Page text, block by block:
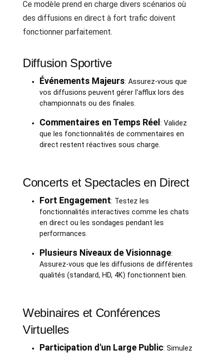
Ce modèle prend en charge divers scénarios où
des diffusions en direct à fort trafic doivent
fonctionner parfaitement.
Diffusion Sportive
Événements Majeurs: Assurez-vous que
vos diffusions peuvent gérer l'afflux lors des
championnats ou des finales.
Commentaires en Temps Réel : Validez
que les fonctionnalités de commentaires en
direct restent réactives sous charge.
Concerts et Spectacles en Direct
Fort Engagement: Testez les
fonctionnalités interactives comme les chats
en direct ou les sondages pendant les
performances.
Plusieurs Niveaux de Visionnage:
Assurez-vous que les diffusions de différentes
qualités (standard, HD, 4K) fonctionnent bien.
Webinaires et Conférences
Virtuelles
Participation d'un Large Public: Simulez